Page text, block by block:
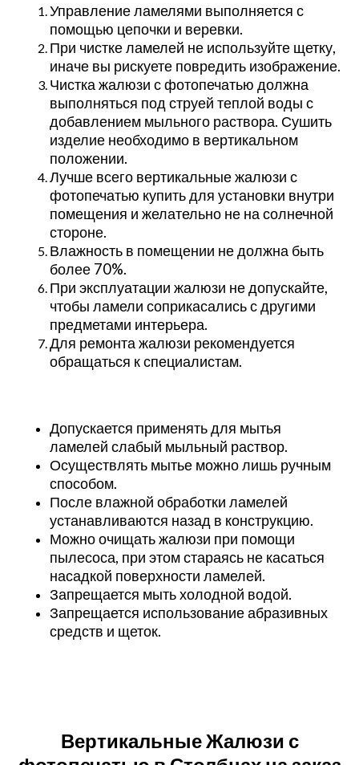
Управление ламелями выполняется с
помощью цепочки и веревки.
При чистке ламелей не используйте щетку,
иначе вы рискуете повредить изображение.
Чистка жалюзи с фотопечатью должна
выполняться под струей теплой воды с
добавлением мыльного раствора. Сушить
изделие необходимо в вертикальном
положении.
Лучше всего вертикальные жалюзи с
фотопечатью купить для установки внутри
помещения и желательно не на солнечной
стороне.
Влажность в помещении не должна быть
более 70%.
При эксплуатации жалюзи не допускайте,
чтобы ламели соприкасались с другими
предметами интерьера.
Для ремонта жалюзи рекомендуется
обращаться к специалистам.
Допускается применять для мытья
ламелей слабый мыльный раствор.
Осуществлять мытье можно лишь ручным
способом.
После влажной обработки ламелей
устанавливаются назад в конструкцию.
Можно очищать жалюзи при помощи
пылесоса, при этом стараясь не касаться
насадкой поверхности ламелей.
Запрещается мыть холодной водой.
Запрещается использование абразивных
средств и щеток.
Вертикальные Жалюзи с